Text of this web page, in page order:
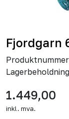
Fjordgarn
1.449,00
inkl. mva.